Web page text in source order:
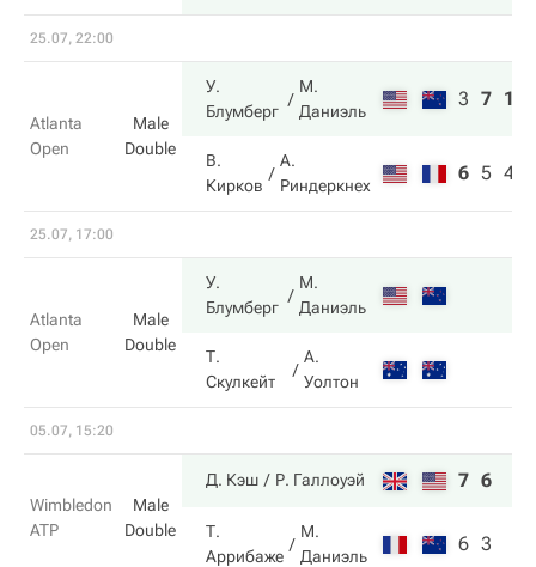
25.07, 22:00
Atlanta
Open
Male
Double
У.
Блумберг
М.
Даниэль
3 7 10
В.
Кирков
А.
Риндеркнех
6 5 4
25.07, 17:00
Atlanta
Open
Male
Double
У.
Блумберг
М.
Даниэль
Т.
Скулкейт
А.
Уолтон
05.07, 15:20
Wimbledon
ATP
Male
Double
Д. Кэш Р. Галлоуэй 7 6
Т.
Аррибаже
М.
Даниэль
6 3